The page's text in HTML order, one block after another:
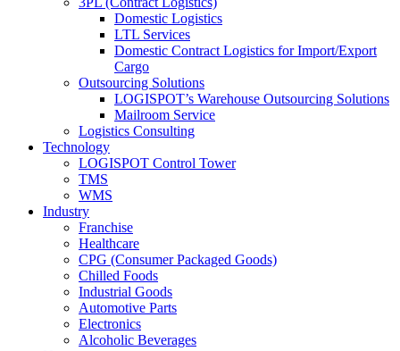
Domestic Logistics
LTL Services
Domestic Contract Logistics for Import/Export
Cargo
Outsourcing Solutions
LOGISPOT’s Warehouse Outsourcing Solutions
Mailroom Service
Logistics Consulting
Technology
LOGISPOT Control Tower
TMS
WMS
Industry
Franchise
Healthcare
CPG (Consumer Packaged Goods)
Chilled Foods
Industrial Goods
Automotive Parts
Electronics
Alcoholic Beverages